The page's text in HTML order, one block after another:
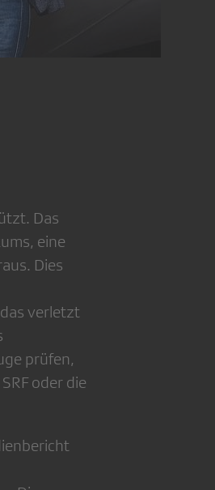
Das
eine
Dies
verletzt
prüfen,
oder die